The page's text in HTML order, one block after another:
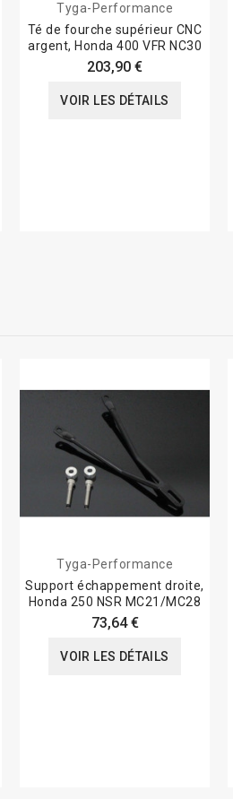
Tyga-Performance
Té de fourche supérieur CNC
argent, Honda 400 VFR NC30
203,90 €
VOIR LES DÉTAILS
Tyga-Performance
Support échappement droite,
Honda 250 NSR MC21/MC28
73,64 €
VOIR LES DÉTAILS